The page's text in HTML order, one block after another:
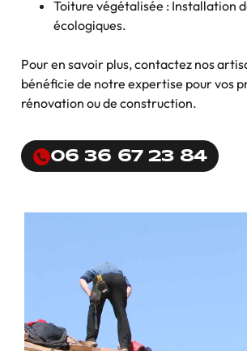
Toiture végétalisée : Installation
écologiques.
Pour en savoir plus, contactez nos
bénéficie de notre expertise pour vos
rénovation ou de construction.
06 36 67 23 84